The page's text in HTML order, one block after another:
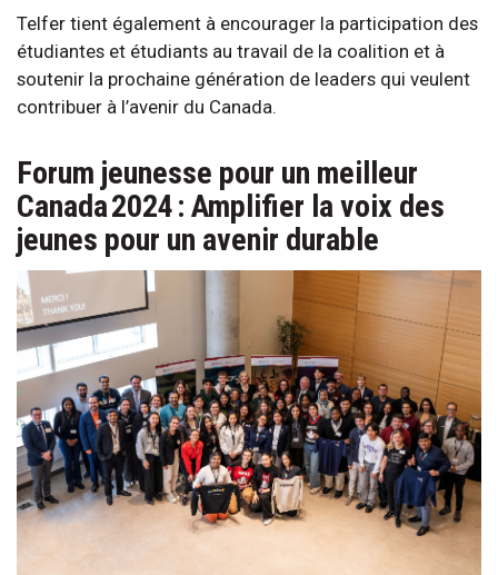
Telfer tient également à encourager la participation des
étudiantes et étudiants au travail de la coalition et à
soutenir la prochaine génération de leaders qui veulent
contribuer à l’avenir du Canada.
Forum jeunesse pour un meilleur
Canada 2024 : Amplifier la voix des
jeunes pour un avenir durable